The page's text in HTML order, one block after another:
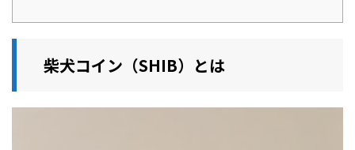
柴犬コイン（SHIB）とは